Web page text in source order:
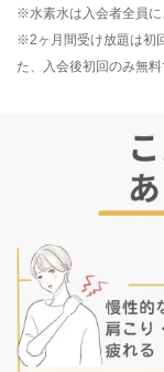
※水素水は入会者全員
※2ヶ月間受け放題は初
た、入会後初回のみ無